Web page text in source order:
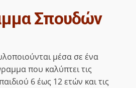
Σπουδών
μέσα σε ένα
που καλύπτει τις
6 έως 12 ετών και τις